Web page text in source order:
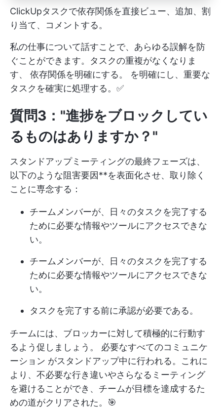
ClickUpタスクで依存関係を直接ビュー、追加、割
り当て、コメントする。
私の仕事について話すことで、あらゆる誤解を防
ぐことができます。タスクの重複がなくなりま
す、 依存関係を明確にする。
を明確にし、重要な
タスクを確実に処理する。✅
質問3："進捗をブロックしてい
るものはありますか？"
スタンドアップミーティングの最終フェーズは、
以下のような阻害要因**を表面化させ、取り除く
ことに専念する：
チームメンバーが、日々のタスクを完了する
ために必要な情報やツールにアクセスできな
い。
チームメンバーが、日々のタスクを完了する
ために必要な情報やツールにアクセスできな
い。
タスクを完了する前に承認が必要である。
チームには、ブロッカーに対して積極的に行動す
るよう促しましょう。 必要なすべてのコミュニケ
ーション がスタンドアップ中に行われる。これに
より、不必要な行き違いやさらなるミーティング
を避けることができ、チームが目標を達成するた
めの道がクリアされた。🎯